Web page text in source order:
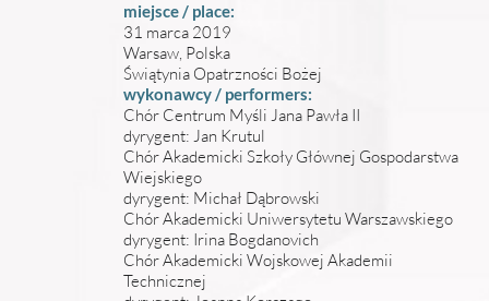
miejsce / place:
31 marca 2019
Warsaw, Polska
Świątynia Opatrzności Bożej
wykonawcy / performers:
Chór Centrum Myśli Jana Pawła II
dyrygent: Jan Krutul
Chór Akademicki Szkoły Głównej Gospodarstwa
Wiejskiego
dyrygent: Michał Dąbrowski
Chór Akademicki Uniwersytetu Warszawskiego
dyrygent: Irina Bogdanovich
Chór Akademicki Wojskowej Akademii
Technicznej